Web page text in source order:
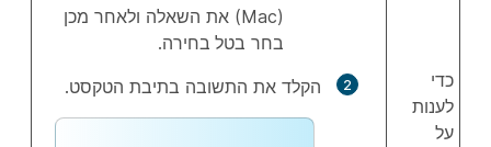
כדי
לענות
על
(Mac) את השאלה ולאחר מכן
בחר בטל בחירה.
הקלד את התשובה בתיבת הטקסט.